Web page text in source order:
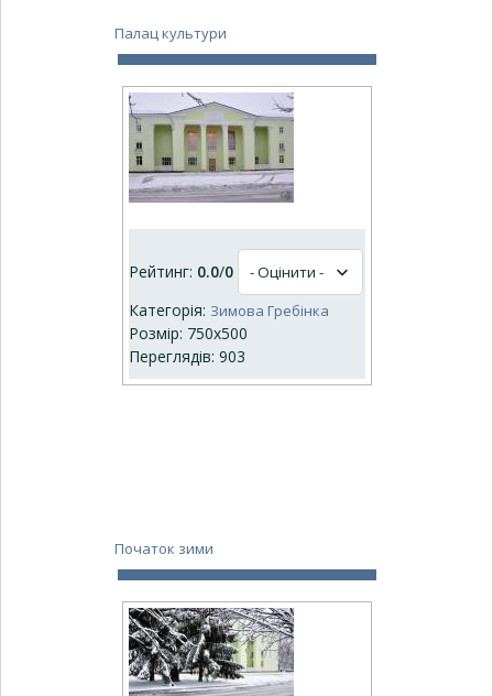
Палац культури
Рейтинг: 0.0/0
Категорія: Зимова Гребінка
Розмір: 750x500
Переглядів: 903
Початок зими